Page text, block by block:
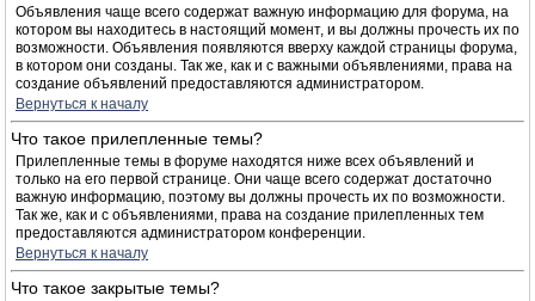
Объявления чаще всего содержат важную информацию для форума, на
котором вы находитесь в настоящий момент, и вы должны прочесть их по
возможности. Объявления появляются вверху каждой страницы форума,
в котором они созданы. Так же, как и с важными объявлениями, права на
создание объявлений предоставляются администратором.
Вернуться к началу
Что такое прилепленные темы?
Прилепленные темы в форуме находятся ниже всех объявлений и
только на его первой странице. Они чаще всего содержат достаточно
важную информацию, поэтому вы должны прочесть их по возможности.
Так же, как и с объявлениями, права на создание прилепленных тем
предоставляются администратором конференции.
Вернуться к началу
Что такое закрытые темы?